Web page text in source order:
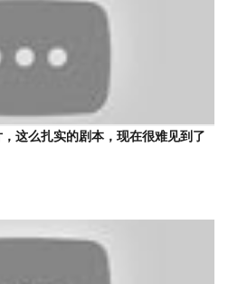
这么扎实的剧本，现在很难见到了